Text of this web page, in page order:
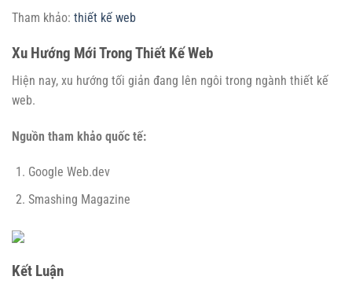
Tham khảo: thiết kế web
Xu Hướng Mới Trong Thiết Kế Web
Hiện nay, xu hướng tối giản đang lên ngôi trong ngành thiết kế
web.
Nguồn tham khảo quốc tế:
Google Web.dev
Smashing Magazine
Kết Luận